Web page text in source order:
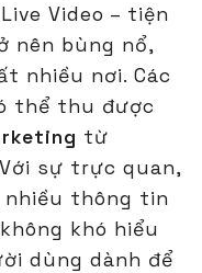
Video – tiện
nên bùng nổ,
nhiều nơi. Các
thể thu được
từ
sự trực quan,
nhiều thông tin
khó hiểu
dùng dành để